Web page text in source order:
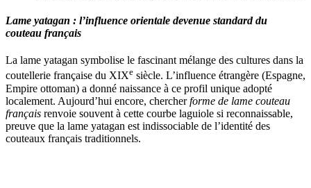
Lame yatagan : l’influence orientale devenue standard du
couteau français
La lame yatagan symbolise le fascinant mélange des cultures dans la
coutellerie française du XIXe siècle. L’influence étrangère (Espagne,
Empire ottoman) a donné naissance à ce profil unique adopté
localement. Aujourd’hui encore, chercherforme de lame couteau
français renvoie souvent à cette courbe laguiole si reconnaissable,
preuve que la lame yatagan est indissociable de l’identité des
couteaux français traditionnels.